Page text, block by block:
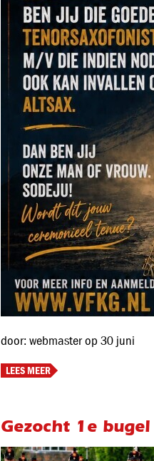
door: webmaster op 30 juni
LEES MEER
Gezocht 1e bugel